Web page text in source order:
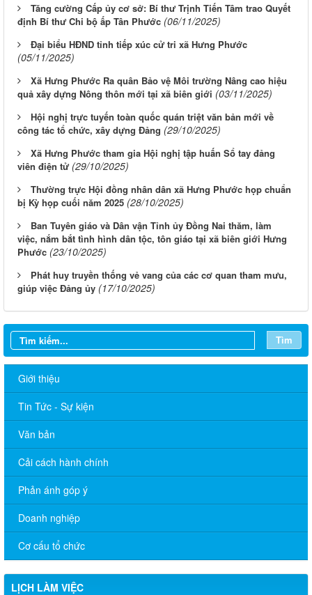
Tăng cường Cấp ủy cơ sở: Bí thư Trịnh Tiến Tâm trao Quyết
định Bí thư Chi bộ ấp Tân Phước (06/11/2025)
Đại biểu HĐND tỉnh tiếp xúc cử tri xã Hưng Phước
(05/11/2025)
Xã Hưng Phước Ra quân Bảo vệ Môi trường Nâng cao hiệu
quả xây dựng Nông thôn mới tại xã biên giới (03/11/2025)
Hội nghị trực tuyến toàn quốc quán triệt văn bản mới về
công tác tổ chức, xây dựng Đảng (29/10/2025)
Xã Hưng Phước tham gia Hội nghị tập huấn Sổ tay đảng
viên điện tử (29/10/2025)
Thường trực Hội đồng nhân dân xã Hưng Phước họp chuẩn
bị Kỳ họp cuối năm 2025 (28/10/2025)
Ban Tuyên giáo và Dân vận Tỉnh ủy Đồng Nai thăm, làm
việc, nắm bắt tình hình dân tộc, tôn giáo tại xã biên giới Hưng
Phước (23/10/2025)
Phát huy truyền thống vẻ vang của các cơ quan tham mưu,
giúp việc Đảng ủy (17/10/2025)
Tìm
Giới thiệu
Tin Tức - Sự kiện
Văn bản
Cải cách hành chính
Phản ánh góp ý
Doanh nghiệp
Cơ cấu tổ chức
LỊCH LÀM VIỆC
Lịch làm việc tuần 28